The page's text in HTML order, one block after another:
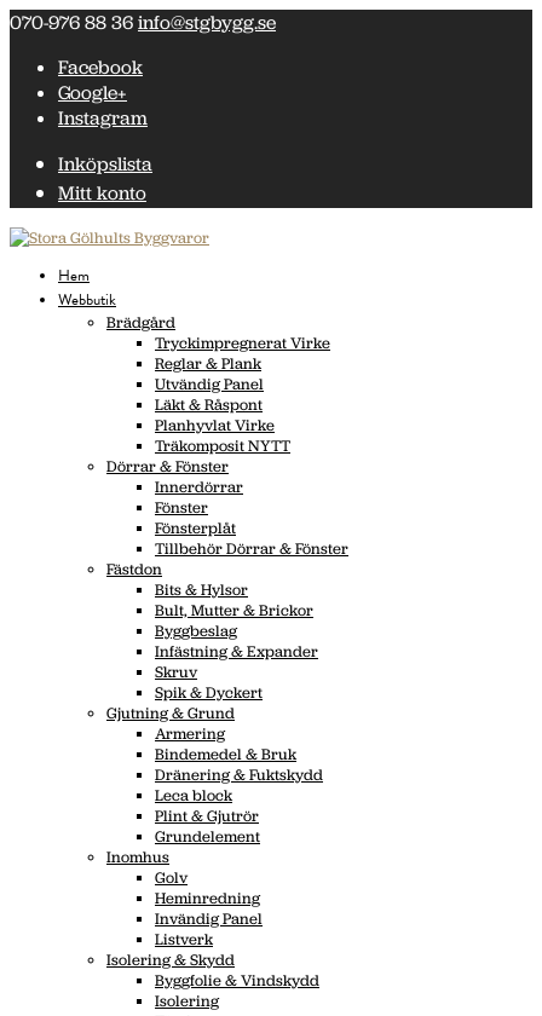
070-976 88 36info@stgbygg.se
Facebook
Google+
Instagram
Inköpslista
Mitt konto
Hem
Webbutik
Brädgård
Tryckimpregnerat Virke
Reglar & Plank
Utvändig Panel
Läkt & Råspont
Planhyvlat Virke
Träkomposit NYTT
Dörrar & Fönster
Innerdörrar
Fönster
Fönsterplåt
Tillbehör Dörrar & Fönster
Fästdon
Bits & Hylsor
Bult, Mutter & Brickor
Byggbeslag
Infästning & Expander
Skruv
Spik & Dyckert
Gjutning & Grund
Armering
Bindemedel & Bruk
Dränering & Fuktskydd
Leca block
Plint & Gjutrör
Grundelement
Inomhus
Golv
Heminredning
Invändig Panel
Listverk
Isolering & Skydd
Byggfolie & Vindskydd
Isolering